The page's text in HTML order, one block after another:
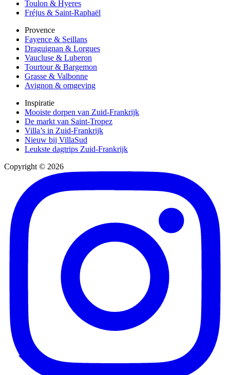
Toulon & Hyeres
Fréjus & Saint-Raphaël
Provence
Fayence & Seillans
Draguignan & Lorgues
Vaucluse & Luberon
Tourtour & Bargemon
Grasse & Valbonne
Avignon & omgeving
Inspiratie
Mooiste dorpen van Zuid-Frankrijk
De markt van Saint-Tropez
Villa’s in Zuid-Frankrijk
Nieuw bij VillaSud
Leukste dagtrips Zuid-Frankrijk
Copyright © 2026